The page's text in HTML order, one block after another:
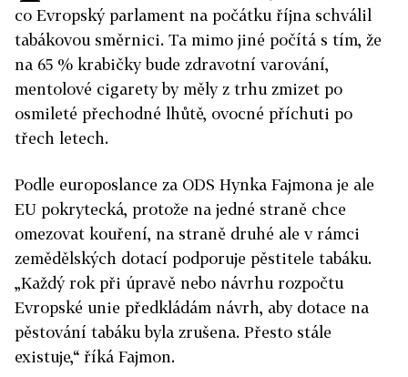
co Evropský parlament na počátku října schválil
tabákovou směrnici. Ta mimo jiné počítá s tím, že
na 65 % krabičky bude zdravotní varování,
mentolové cigarety by měly z trhu zmizet po
osmileté přechodné lhůtě, ovocné příchuti po
třech letech.
Podle europoslance za ODS Hynka Fajmona je ale
EU pokrytecká, protože na jedné straně chce
omezovat kouření, na straně druhé ale v rámci
zemědělských dotací podporuje pěstitele tabáku.
„Každý rok při úpravě nebo návrhu rozpočtu
Evropské unie předkládám návrh, aby dotace na
pěstování tabáku byla zrušena. Přesto stále
existuje,“ říká Fajmon.